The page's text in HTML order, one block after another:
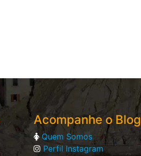
Acompanhe o Blog
Quem Somos
Perfil Instagram